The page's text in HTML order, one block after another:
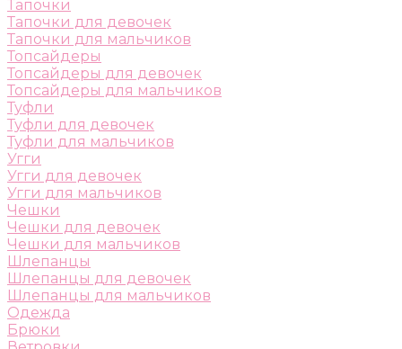
Тапочки
Тапочки для девочек
Тапочки для мальчиков
Топсайдеры
Топсайдеры для девочек
Топсайдеры для мальчиков
Туфли
Туфли для девочек
Туфли для мальчиков
Угги
Угги для девочек
Угги для мальчиков
Чешки
Чешки для девочек
Чешки для мальчиков
Шлепанцы
Шлепанцы для девочек
Шлепанцы для мальчиков
Одежда
Брюки